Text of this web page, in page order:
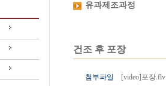
유과제조과정
건조 후 포장
첨부파일 [video]포장.flv